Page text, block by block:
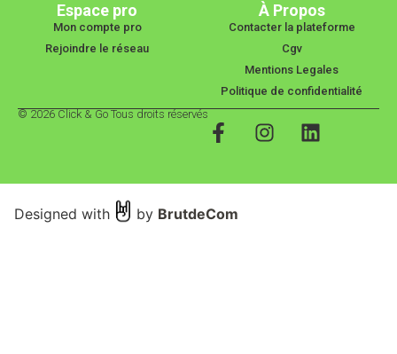
Espace pro
Mon compte pro
Rejoindre le réseau
À Propos
Contacter la plateforme
Cgv
Mentions Legales
Politique de confidentialité
© 2026 Click & Go Tous droits réservés
Designed with by BrutdeCom